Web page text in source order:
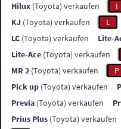
Hilux (Toyota) verkaufen I
KJ (Toyota) verkaufen L
LC (Toyota) verkaufen Lite-
Lite-Ace (Toyota) verkaufen
MR 2 (Toyota) verkaufen P
Pick up (Toyota) verkaufen
Previa (Toyota) verkaufen
Prius Plus (Toyota) verkaufen